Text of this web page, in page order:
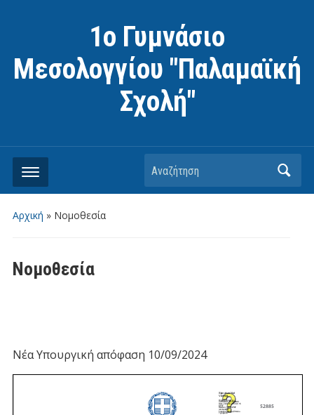
1ο Γυμνάσιο
Μεσολογγίου "Παλαμαϊκή
Σχολή"
Αναζήτηση
Αρχική » Νομοθεσία
Νομοθεσία
Νέα Υπουργική απόφαση 10/09/2024